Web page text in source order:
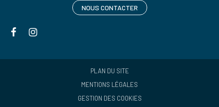
NOUS CONTACTER
Lien
le
le
PLAN DU SITE
MENTIONS LÉGALES
GESTION DES COOKIES